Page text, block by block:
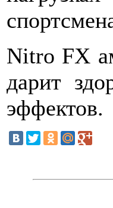
Nitro FX
дарит
эффектов.